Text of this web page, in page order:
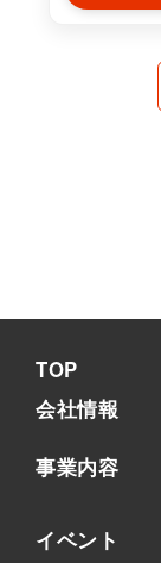
TOP
会社情報
事業内容
イベント